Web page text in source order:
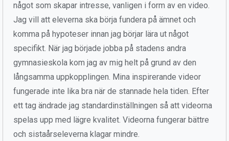
något som skapar intresse, vanligen i form av en video.
Jag vill att eleverna ska börja fundera på ämnet och
komma på hypoteser innan jag börjar lära ut något
specifikt. När jag började jobba på stadens andra
gymnasieskola kom jag av mig helt på grund av den
långsamma uppkopplingen. Mina inspirerande videor
fungerade inte lika bra när de stannade hela tiden. Efter
ett tag ändrade jag standardinställningen så att videorna
spelas upp med lägre kvalitet. Videorna fungerar bättre
och sistaårseleverna klagar mindre.